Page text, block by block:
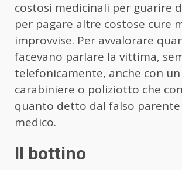
costosi medicinali per guarire
per pagare altre costose cure
improvvise. Per avvalorare
facevano parlare la vittima,
telefonicamente, anche con
carabiniere o poliziotto che
quanto detto dal falso
medico.
Il bottino